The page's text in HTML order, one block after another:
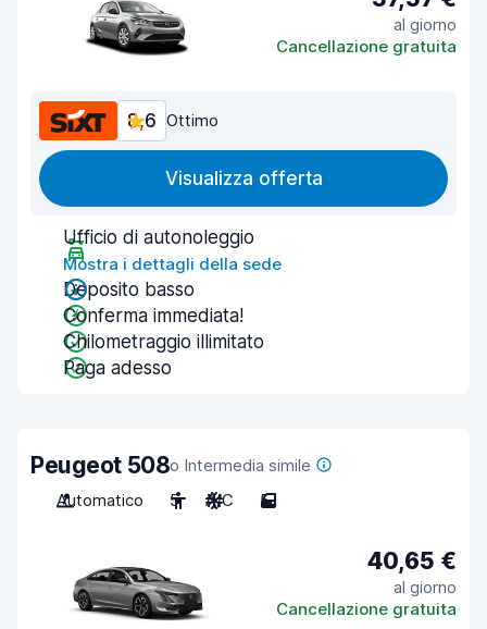
al giorno
Cancellazione gratuita
8,6 Ottimo
Visualizza offerta
Ufficio di autonoleggio
Mostra i dettagli della sede
Deposito basso
Conferma immediata!
Chilometraggio illimitato
Paga adesso
Peugeot 508o Intermedia simile
Automatico
5 A/C 5
40,65 €
al giorno
Cancellazione gratuita